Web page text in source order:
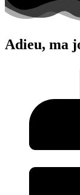
Adieu, ma